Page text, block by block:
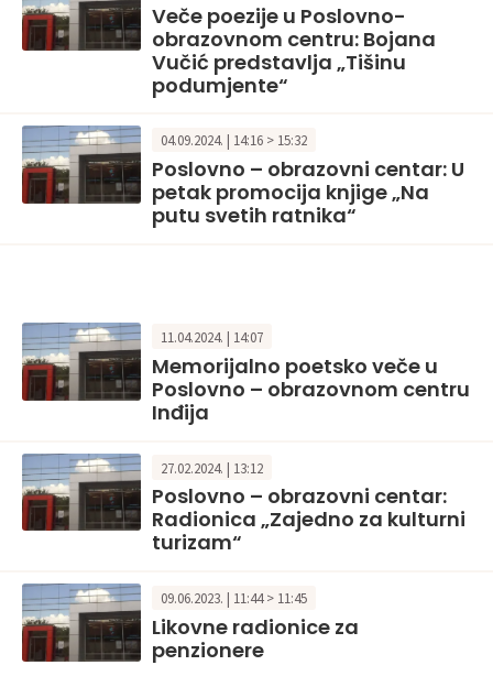
Veče poezije u Poslovno-
obrazovnom centru: Bojana
Vučić predstavlja „Tišinu
podumjente“
04.09.2024. | 14:16 > 15:32
Poslovno – obrazovni centar: U
petak promocija knjige „Na
putu svetih ratnika“
11.04.2024. | 14:07
Memorijalno poetsko veče u
Poslovno – obrazovnom centru
Inđija
27.02.2024. | 13:12
Poslovno – obrazovni centar:
Radionica „Zajedno za kulturni
turizam“
09.06.2023. | 11:44 > 11:45
Likovne radionice za
penzionere